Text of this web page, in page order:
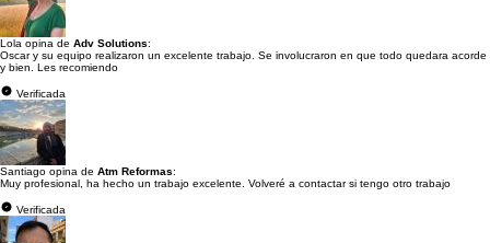
Lola opina de Adv Solutions:
Oscar y su equipo realizaron un excelente trabajo. Se involucraron en que todo quedara acorde
y bien. Les recomiendo
Verificada
Santiago opina de Atm Reformas:
Muy profesional, ha hecho un trabajo excelente. Volveré a contactar si tengo otro trabajo
Verificada